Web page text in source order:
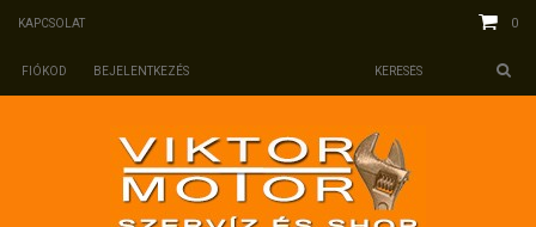
KAPCSOLAT 0
BEJELENTKEZÉS
FIÓKOD